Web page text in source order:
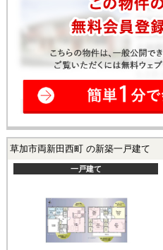
草加市両新田西町 の新築一戸建て
一戸建て